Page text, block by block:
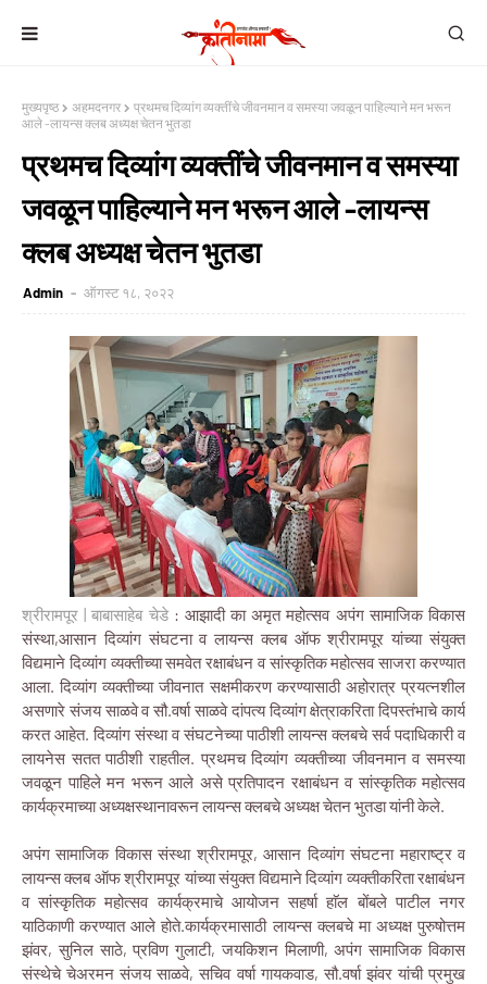
मुख्यपृष्ठ अहमदनगर
प्रथमच दिव्यांग व्यक्तींचे जीवनमान व समस्या जवळून पाहिल्याने मन भरून
आले -लायन्स क्लब अध्यक्ष चेतन भुतडा
प्रथमच दिव्यांग व्यक्तींचे जीवनमान व समस्या
जवळून पाहिल्याने मन भरून आले -लायन्स
क्लब अध्यक्ष चेतन भुतडा
Admin ऑगस्ट १८, २०२२
श्रीरामपूर | बाबासाहेब चेडे: आझादी का अमृत महोत्सव अपंग सामाजिक विकास
संस्था,आसान दिव्यांग संघटना व लायन्स क्लब ऑफ श्रीरामपूर यांच्या संयुक्त
विद्यमाने दिव्यांग व्यक्तीच्या समवेत रक्षाबंधन व सांस्कृतिक महोत्सव साजरा करण्यात
आला. दिव्यांग व्यक्तीच्या जीवनात सक्षमीकरण करण्यासाठी अहोरात्र प्रयत्नशील
असणारे संजय साळवे व सौ.वर्षा साळवे दांपत्य दिव्यांग क्षेत्राकरिता दिपस्तंभाचे कार्य
करत आहेत. दिव्यांग संस्था व संघटनेच्या पाठीशी लायन्स क्लबचे सर्व पदाधिकारी व
लायनेस सतत पाठीशी राहतील. प्रथमच दिव्यांग व्यक्तीच्या जीवनमान व समस्या
जवळून पाहिले मन भरून आले असे प्रतिपादन रक्षाबंधन व सांस्कृतिक महोत्सव
कार्यक्रमाच्या अध्यक्षस्थानावरून लायन्स क्लबचे अध्यक्ष चेतन भुतडा यांनी केले.
अपंग सामाजिक विकास संस्था श्रीरामपूर, आसान दिव्यांग संघटना महाराष्ट्र व
लायन्स क्लब ऑफ श्रीरामपूर यांच्या संयुक्त विद्यमाने दिव्यांग व्यक्तीकरिता रक्षाबंधन
व सांस्कृतिक महोत्सव कार्यक्रमाचे आयोजन सहर्षा हाॅल बोंबले पाटील नगर
याठिकाणी करण्यात आले होते.कार्यक्रमासाठी लायन्स क्लबचे मा अध्यक्ष पुरुषोत्तम
झंवर, सुनिल साठे, प्रविण गुलाटी, जयकिशन मिलाणी, अपंग सामाजिक विकास
संस्थेचे चेअरमन संजय साळवे, सचिव वर्षा गायकवाड, सौ.वर्षा झंवर यांची प्रमुख